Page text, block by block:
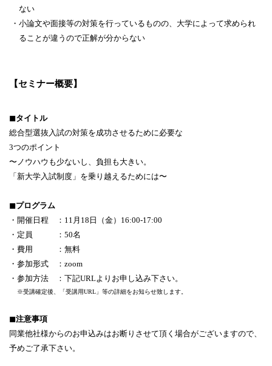
ない
・小論文や面接等の対策を行っているものの、大学によって求められ
ることが違うので正解が分からない
【セミナー概要】
◼タイトル
総合型選抜入試の対策を成功させるために必要な
3つのポイント
〜ノウハウも少ないし、負担も大きい。
「新大学入試制度」を乗り越えるためには〜
◼プログラム
・開催日程 ：11月18日（金）16:00-17:00
・定員 ：50名
・費用 ：無料
・参加形式 ：zoom
・参加方法 ：下記URLよりお申し込み下さい。
※受講確定後、「受講用URL」等の詳細をお知らせ致します。
◼注意事項
同業他社様からのお申込みはお断りさせて頂く場合がございますので、
予めご了承下さい。